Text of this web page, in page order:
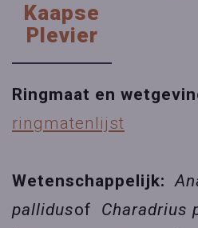
Kaapse
Plevier
Ringmaat en
ringmatenlijst
Wetenschappelijk:
pallidusof Charadrius